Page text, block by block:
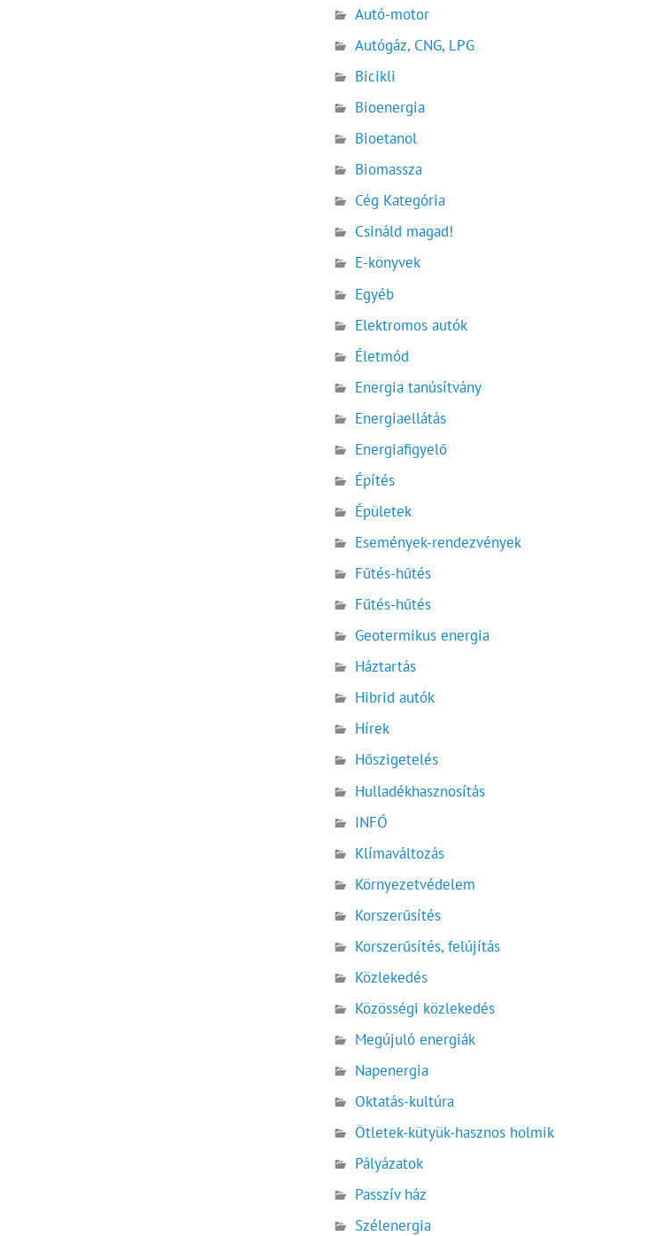
Autó-motor
Autógáz, CNG, LPG
Bicikli
Bioenergia
Bioetanol
Biomassza
Cég Kategória
Csináld magad!
E-könyvek
Egyéb
Elektromos autók
Életmód
Energia tanúsítvány
Energiaellátás
Energiafigyelő
Építés
Épületek
Események-rendezvények
Fűtés-hűtés
Fűtés-hűtés
Geotermikus energia
Háztartás
Hibrid autók
Hírek
Hőszigetelés
Hulladékhasznosítás
INFÓ
Klímaváltozás
Környezetvédelem
Korszerűsítés
Korszerűsítés, felújítás
Közlekedés
Közösségi közlekedés
Megújuló energiák
Napenergia
Oktatás-kultúra
Ötletek-kütyük-hasznos holmik
Pályázatok
Passzív ház
Szélenergia